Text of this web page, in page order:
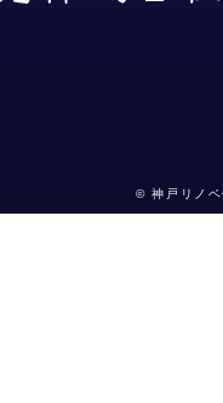
© 神戸リノ